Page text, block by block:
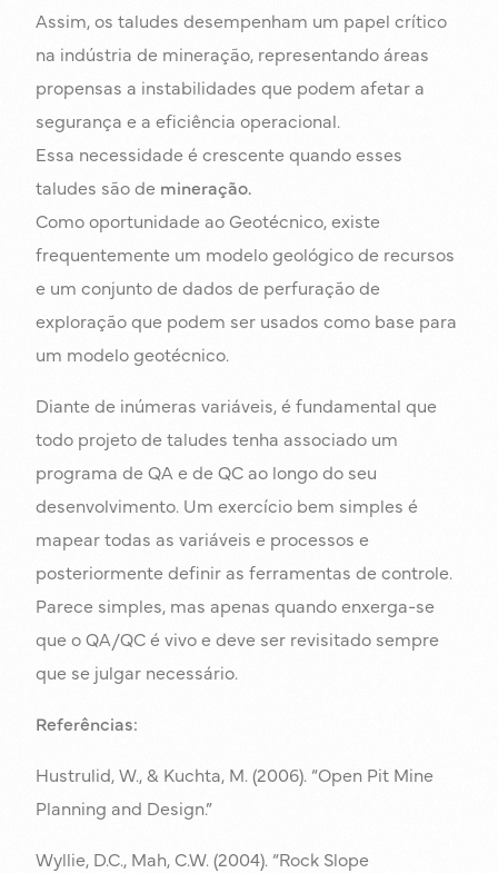
Assim, os taludes desempenham um papel crítico
na indústria de mineração, representando áreas
propensas a instabilidades que podem afetar a
segurança e a eficiência operacional.
Essa necessidade é crescente quando esses
taludes são de mineração.
Como oportunidade ao Geotécnico, existe
frequentemente um modelo geológico de recursos
e um conjunto de dados de perfuração de
exploração que podem ser usados como base para
um modelo geotécnico.
Diante de inúmeras variáveis, é fundamental que
todo projeto de taludes tenha associado um
programa de QA e de QC ao longo do seu
desenvolvimento. Um exercício bem simples é
mapear todas as variáveis e processos e
posteriormente definir as ferramentas de controle.
Parece simples, mas apenas quando enxerga-se
que o QA/QC é vivo e deve ser revisitado sempre
que se julgar necessário.
Referências:
Hustrulid, W., & Kuchta, M. (2006). “Open Pit Mine
Planning and Design.”
Wyllie, D.C., Mah, C.W. (2004). “Rock Slope